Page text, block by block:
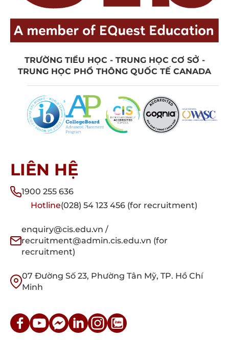
TRƯỜNG TIỂU HỌC - TRUNG HỌC CƠ SỞ -
TRUNG HỌC PHỔ THÔNG QUỐC TẾ CANADA
LIÊN HỆ
1900 255 636
Hotline(028) 54 123 456 (for recruitment)
enquiry@cis.edu.vn /
recruitment@admin.cis.edu.vn (for
recruitment)
07 Đường Số 23, Phường Tân Mỹ, TP. Hồ Chí
Minh